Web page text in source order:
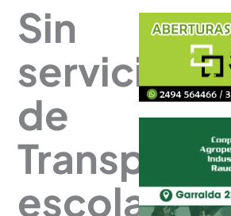
Sin
servicio
de
Transporte
escolar: